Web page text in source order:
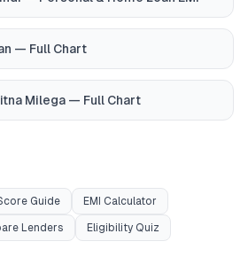
— Full Chart
Milega — Full Chart
Guide EMI Calculator
Lenders Eligibility Quiz